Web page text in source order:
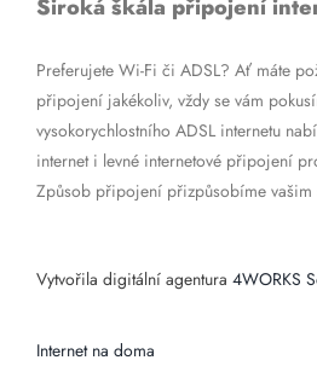
Široká škála připojení
Preferujete Wi-Fi či ADSL? Ať máte
připojení jakékoliv, vždy se vám
vysokorychlostního ADSL internetu
internet i levné internetové připojení
Způsob připojení přizpůsobíme vašim
Vytvořila digitální agentura 4WORKS
Internet na doma